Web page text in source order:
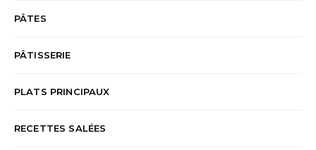
PÂTES
PÂTISSERIE
PLATS PRINCIPAUX
RECETTES SALÉES